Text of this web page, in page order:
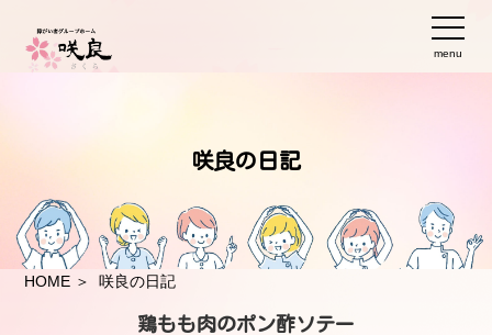
menu
咲良の日記
HOME ＞ 咲良の日記
鶏もも肉のポン酢ソテー